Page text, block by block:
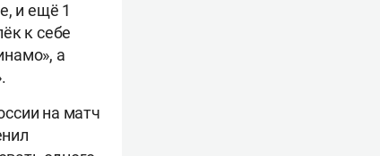
и ещё 1
к себе
а
на матч